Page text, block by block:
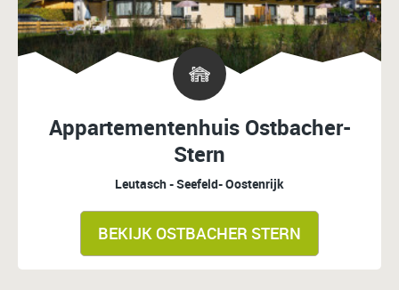
Appartementenhuis Ostbacher-
Stern
Leutasch - Seefeld- Oostenrijk
BEKIJK OSTBACHER STERN